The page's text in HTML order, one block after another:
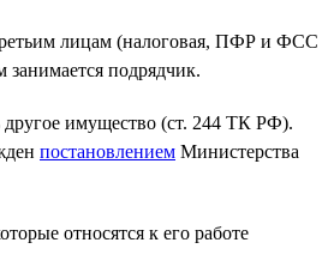
лицам (налоговая, ПФР и ФСС
занимается подрядчик.
другое имущество (ст. 244 ТК РФ).
постановлением Министерства
относятся к его работе